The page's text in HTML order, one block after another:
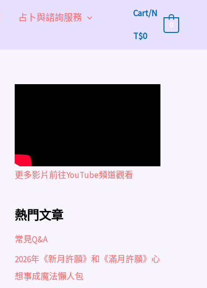
占卜與諮詢服務
Cart/N
T$0
0
更多影片前往YouTube頻道觀看
熱門文章
常見Q&A
2026年《新月許願》和《滿月許願》心
想事成魔法懶人包